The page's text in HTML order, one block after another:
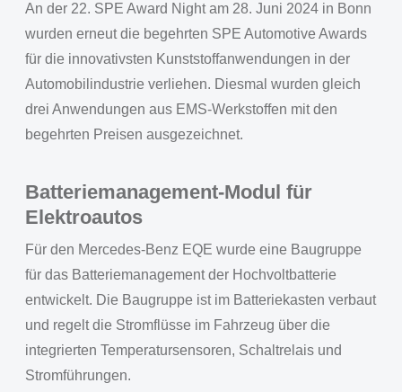
An der 22. SPE Award Night am 28. Juni 2024 in Bonn
wurden erneut die begehrten SPE Automotive Awards
für die innovativsten Kunststoffanwendungen in der
Automobilindustrie verliehen. Diesmal wurden gleich
drei Anwendungen aus EMS-Werkstoffen mit den
begehrten Preisen ausgezeichnet.
Batteriemanagement-Modul für
Elektroautos
Für den Mercedes-Benz EQE wurde eine Baugruppe
für das Batteriemanagement der Hochvoltbatterie
entwickelt. Die Baugruppe ist im Batteriekasten verbaut
und regelt die Stromflüsse im Fahrzeug über die
integrierten Temperatursensoren, Schaltrelais und
Stromführungen.